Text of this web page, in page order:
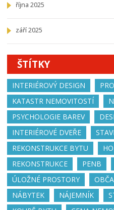
října 2025
září 2025
ŠTÍTKY
INTERIÉROVÝ DESIGN
KATASTR NEMOVITOSTÍ
PSYCHOLOGIE BAREV
INTERIÉROVÉ DVEŘE
REKONSTRUKCE BYTU
REKONSTRUKCE
PENB
ÚLOŽNÉ PROSTORY
NÁBYTEK
NÁJEMNÍK